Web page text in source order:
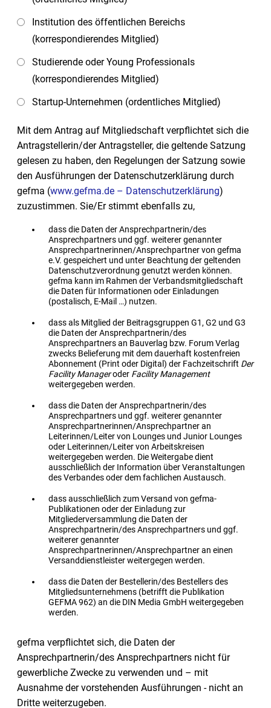
Institution des öffentlichen Bereichs
(korrespondierendes Mitglied)
Studierende oder Young Professionals
(korrespondierendes Mitglied)
Startup-Unternehmen (ordentliches Mitglied)
Mit dem Antrag auf Mitgliedschaft verpflichtet sich die
Antragstellerin/der Antragsteller, die geltende Satzung
gelesen zu haben, den Regelungen der Satzung sowie
den Ausführungen der Datenschutzerklärung durch
gefma (www.gefma.de – Datenschutzerklärung)
zuzustimmen. Sie/Er stimmt ebenfalls zu,
dass die Daten der Ansprechpartnerin/des
Ansprechpartners und ggf. weiterer genannter
Ansprechpartnerinnen/Ansprechpartner von gefma
e.V. gespeichert und unter Beachtung der geltenden
Datenschutzverordnung genutzt werden können.
gefma kann im Rahmen derVerbandsmitgliedschaft
die Daten für Informationen oder Einladungen
(postalisch, E-Mail …) nutzen.
dass als Mitglied der Beitragsgruppen G1, G2 und G3
die Daten der Ansprechpartnerin/des
Ansprechpartners an Bauverlag bzw. Forum Verlag
zwecks Belieferung mit dem dauerhaft kostenfreien
Abonnement (Print oder Digital) der Fachzeitschrift Der
Facility Manageroder Facility Management
weitergegeben werden.
dass die Daten der Ansprechpartnerin/des
Ansprechpartners und ggf. weiterer genannter
Ansprechpartnerinnen/Ansprechpartner an
Leiterinnen/Leiter von Lounges und Junior Lounges
oder Leiterinnen/Leiter von Arbeitskreisen
weitergegeben werden. Die Weitergabe dient
ausschließlich der Information über Veranstaltungen
des Verbandes oder dem fachlichen Austausch.
dass ausschließlich zum Versand von gefma-
Publikationen oder der Einladung zur
Mitgliederversammlung die Daten der
Ansprechpartnerin/des Ansprechpartners und ggf.
weiterer genannter
Ansprechpartnerinnen/Ansprechpartner an einen
Versanddienstleister weitergegen werden.
dass die Daten der Bestellerin/des Bestellers des
Mitgliedsunternehmens (betrifft die Publikation
GEFMA 962) an die DIN Media GmbH weitergegeben
werden.
gefma verpflichtet sich, die Daten der
Ansprechpartnerin/des Ansprechpartners nicht für
gewerbliche Zwecke zu verwenden und – mit
Ausnahme der vorstehenden Ausführungen - nicht an
Dritte weiterzugeben.